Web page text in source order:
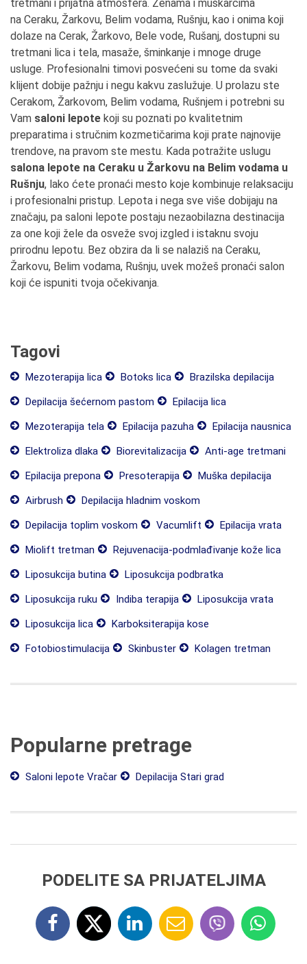
tretmani i prijatna atmosfera. Ženama i muškarcima
na Ceraku, Žarkovu, Belim vodama, Rušnju, kao i onima koji
dolaze na Cerak, Žarkovo, Bele vode, Rušanj, dostupni su
tretmani lica i tela, masaže, šminkanje i mnoge druge
usluge. Profesionalni timovi posvećeni su tome da svaki
klijent dobije pažnju i negu kakvu zaslužuje. U prolazu ste
Cerakom, Žarkovom, Belim vodama, Rušnjem i potrebni su
Vam saloni lepote koji su poznati po kvalitetnim
preparatima i stručnim kozmetičarima koji prate najnovije
trendove, na pravom ste mestu. Kada potražite uslugu
salona lepote na Ceraku u Žarkovu na Belim vodama u
Rušnju, lako ćete pronaći mesto koje kombinuje relaksaciju
i profesionalni pristup. Lepota i nega sve više dobijaju na
značaju, pa saloni lepote postaju nezaobilazna destinacija
za one koji žele da osveže svoj izgled i istaknu svoju
prirodnu lepotu. Bez obzira da li se nalaziš na Ceraku,
Žarkovu, Belim vodama, Rušnju, uvek možeš pronaći salon
koji će ispuniti tvoja očekivanja.
Tagovi
Mezoterapija lica Botoks lica
Brazilska depilacija
Depilacija šećernom pastom
Epilacija lica
Mezoterapija tela
Epilacija pazuha
Epilacija nausnica
Elektroliza dlaka
Biorevitalizacija
Anti-age tretmani
Epilacija prepona
Presoterapija
Muška depilacija
Airbrush
Depilacija hladnim voskom
Depilacija toplim voskom
Vacumlift
Epilacija vrata
Miolift tretman
Rejuvenacija-podmlađivanje kože lica
Liposukcija butina
Liposukcija podbratka
Liposukcija ruku
Indiba terapija
Liposukcija vrata
Liposukcija lica
Karboksiterapija kose
Fotobiostimulacija
Skinbuster Kolagen tretman
Popularne pretrage
Saloni lepote Vračar Depilacija Stari grad
PODELITE SA PRIJATELJIMA